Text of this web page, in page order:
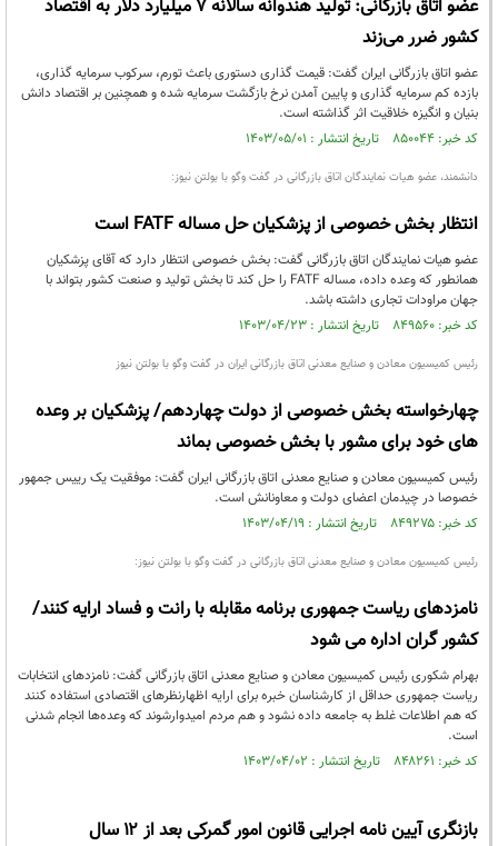
عضو اتاق بازرگانی: تولید هندوانه سالانه ۷ میلیارد دلار به اقتصاد
کشور ضرر می‌زند
عضو اتاق بازرگانی ایران گفت: قیمت گذاری دستوری باعث تورم، سرکوب سرمایه گذاری،
بازده کم سرمایه گذاری و پایین آمدن نرخ بازگشت سرمایه شده و همچنین بر اقتصاد دانش
بنیان و انگیزه خلاقیت اثر گذاشته است.
کد خبر: ۸۵۰۰۴۴ تاریخ انتشار : ۱۴۰۳/۰۵/۰۱
دانشمند، عضو هیات نمایندگان اتاق بازرگانی در گفت وگو با بولتن نیوز:
انتظار بخش خصوصی از پزشکیان حل مساله FATF است
عضو هیات نمایندگان اتاق بازرگانی گفت: بخش خصوصی انتظار دارد که آقای پزشکیان
همانطور که وعده داده، مساله FATF را حل کند تا بخش تولید و صنعت کشور بتواند با
جهان مراودات تجاری داشته باشد.
کد خبر: ۸۴۹۵۶۰ تاریخ انتشار : ۱۴۰۳/۰۴/۲۳
رئیس کمیسیون معادن و صنایع معدنی اتاق بازرگانی ایران در گفت وگو با بولتن نیوز
چهارخواسته بخش خصوصی از دولت چهاردهم/ پزشکیان بر وعده
های خود برای مشور با بخش خصوصی بماند
رئیس کمیسیون معادن و صنایع معدنی اتاق بازرگانی ایران گفت: موفقیت یک رییس جمهور
خصوصا در چیدمان اعضای دولت و معاونانش است.
کد خبر: ۸۴۹۲۷۵ تاریخ انتشار : ۱۴۰۳/۰۴/۱۹
رئیس کمیسیون معادن و صنایع معدنی اتاق بازرگانی در گفت وگو با بولتن نیوز:
نامزدهای ریاست جمهوری برنامه مقابله با رانت و فساد ارایه کنند/
کشور گران اداره می شود
بهرام شکوری رئیس کمیسیون معادن و صنایع معدنی اتاق بازرگانی گفت: نامزدهای انتخابات
ریاست جمهوری حداقل از کارشناسان خبره برای ارایه اظهارنظرهای اقتصادی استفاده کنند
که هم اطلاعات غلط به جامعه داده نشود و هم مردم امیدوارشوند که وعده‌ها انجام شدنی
است.
کد خبر: ۸۴۸۲۶۱ تاریخ انتشار : ۱۴۰۳/۰۴/۰۲
بازنگری آیین نامه اجرایی قانون امور گمرکی بعد از ۱۲ سال